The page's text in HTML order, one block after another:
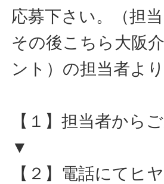
応募下さい。（担当
その後こちら大阪
ント）の担当者よ
【１】担当者から
▼
【２】電話にてヒ